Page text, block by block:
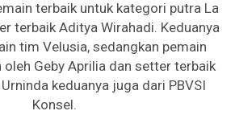
terbaik untuk kategori putra La
terbaik Aditya Wirahadi. Keduanya
tim Velusia, sedangkan pemain
Geby Aprilia dan setter terbaik
keduanya juga dari PBVSI
Konsel.